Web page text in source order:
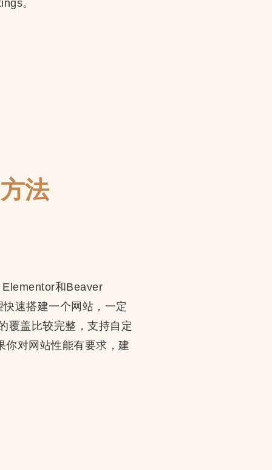
。
法
和Beaver
速搭建一个网站，一定
覆盖比较完整，支持自定
你对网站性能有要求，建